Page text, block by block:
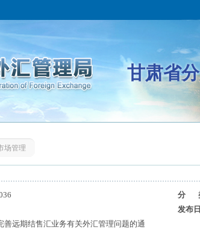
甘肃省
场管理
分
发布
善远期结售汇业务有关外汇管理问题的通